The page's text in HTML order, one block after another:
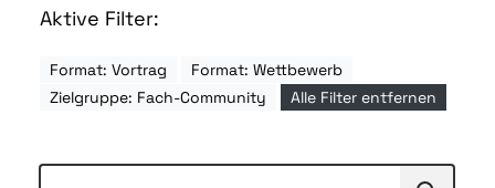
Aktive Filter:
Format: Vortrag
Format: Wettbewerb
Zielgruppe: Fach-Community
Alle Filter entfernen